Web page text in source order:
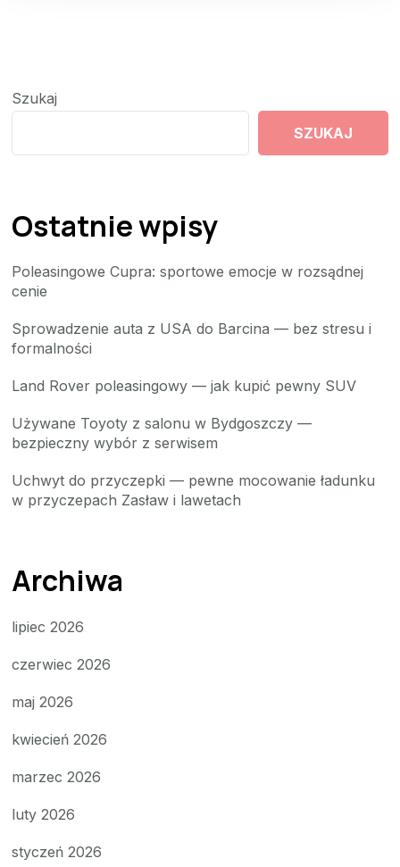
Szukaj
SZUKAJ
Ostatnie wpisy
Poleasingowe Cupra: sportowe emocje w rozsądnej
cenie
Sprowadzenie auta z USA do Barcina — bez stresu i
formalności
Land Rover poleasingowy — jak kupić pewny SUV
Używane Toyoty z salonu w Bydgoszczy —
bezpieczny wybór z serwisem
Uchwyt do przyczepki — pewne mocowanie ładunku
w przyczepach Zasław i lawetach
Archiwa
lipiec 2026
czerwiec 2026
maj 2026
kwiecień 2026
marzec 2026
luty 2026
styczeń 2026